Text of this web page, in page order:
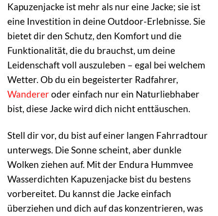
Kapuzenjacke ist mehr als nur eine Jacke; sie ist
eine Investition in deine Outdoor-Erlebnisse. Sie
bietet dir den Schutz, den Komfort und die
Funktionalität, die du brauchst, um deine
Leidenschaft voll auszuleben – egal bei welchem
Wetter. Ob du ein begeisterter Radfahrer,
Wandereroder einfach nur ein Naturliebhaber
bist, diese Jacke wird dich nicht enttäuschen.
Stell dir vor, du bist auf einer langen Fahrradtour
unterwegs. Die Sonne scheint, aber dunkle
Wolken ziehen auf. Mit der Endura Hummvee
Wasserdichten Kapuzenjacke bist du bestens
vorbereitet. Du kannst die Jacke einfach
überziehen und dich auf das konzentrieren, was